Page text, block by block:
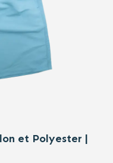
et Polyester |